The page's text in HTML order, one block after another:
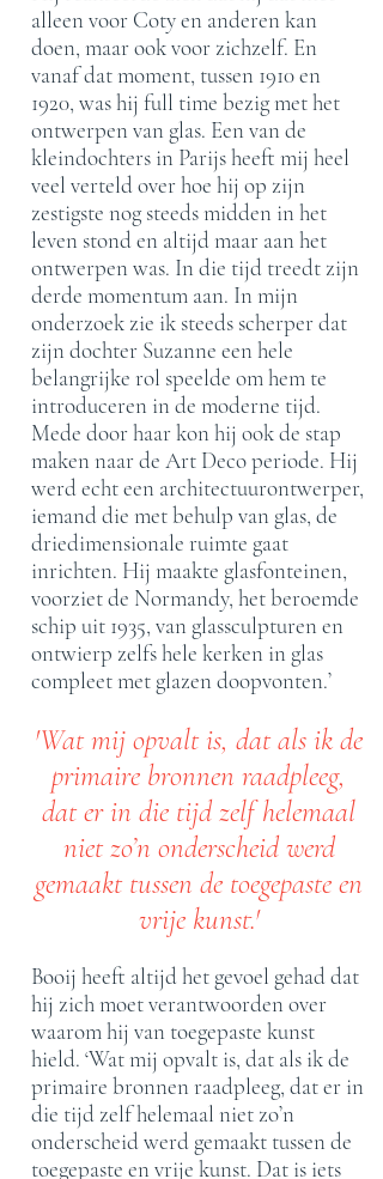
alleen voor Coty en anderen kan
doen, maar ook voor zichzelf. En
vanaf dat moment, tussen 1910 en
1920, was hij full time bezig met het
ontwerpen van glas. Een van de
kleindochters in Parijs heeft mij heel
veel verteld over hoe hij op zijn
zestigste nog steeds midden in het
leven stond en altijd maar aan het
ontwerpen was. In die tijd treedt zijn
derde momentum aan. In mijn
onderzoek zie ik steeds scherper dat
zijn dochter Suzanne een hele
belangrijke rol speelde om hem te
introduceren in de moderne tijd.
Mede door haar kon hij ook de stap
maken naar de Art Deco periode. Hij
werd echt een architectuurontwerper,
iemand die met behulp van glas, de
driedimensionale ruimte gaat
inrichten. Hij maakte glasfonteinen,
voorziet de Normandy, het beroemde
schip uit 1935, van glassculpturen en
ontwierp zelfs hele kerken in glas
compleet met glazen doopvonten.’
'Wat mij opvalt is, dat als ik de
primaire bronnen raadpleeg,
dat er in die tijd zelf helemaal
niet zo’n onderscheid werd
gemaakt tussen de toegepaste en
vrije kunst.'
Booij heeft altijd het gevoel gehad dat
hij zich moet verantwoorden over
waarom hij van toegepaste kunst
hield. ‘Wat mij opvalt is, dat als ik de
primaire bronnen raadpleeg, dat er in
die tijd zelf helemaal niet zo’n
onderscheid werd gemaakt tussen de
toegepaste en vrije kunst. Dat is iets